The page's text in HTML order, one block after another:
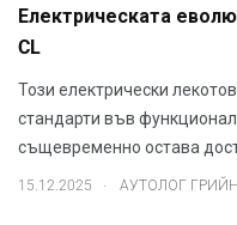
Електрическата
CL
Този електрически
стандарти във
същевременно остава
15.12.2025 . АУТОЛОГ